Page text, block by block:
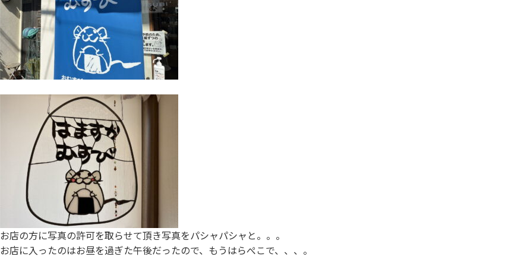
お店の方に写真の許可を取らせて頂き写真をパシャパシャと。。。
お店に入ったのはお昼を過ぎた午後だったので、もうはらぺこで、、、。